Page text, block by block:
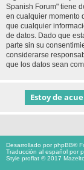
Spanish Forum" tiene
en cualquier momento
que cualquier
de datos. Dado que
parte sin su
considerarse
que los datos sean
Desarrollado porphpBB®
Traducción al español por
Style proflat © 2017